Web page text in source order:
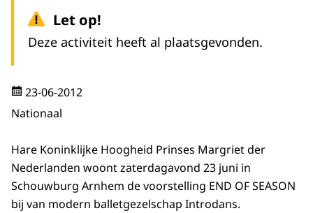
Let op!
Deze activiteit heeft al plaatsgevonden.
23-06-2012
Nationaal
Hare Koninklijke Hoogheid Prinses Margriet der
Nederlanden woont zaterdagavond 23 juni in
Schouwburg Arnhem de voorstelling END OF SEASON
bij van modern balletgezelschap Introdans.